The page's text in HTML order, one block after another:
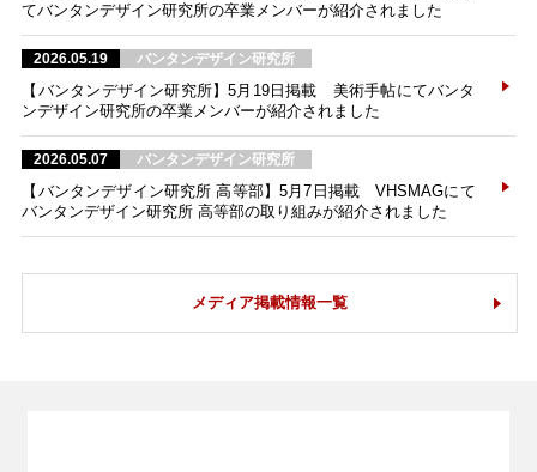
てバンタンデザイン研究所の卒業メンバーが紹介されました
2026.05.19 バンタンデザイン研究所
【バンタンデザイン研究所】5月19日掲載 美術手帖にてバンタ
ンデザイン研究所の卒業メンバーが紹介されました
2026.05.07 バンタンデザイン研究所
【バンタンデザイン研究所 高等部】5月7日掲載 VHSMAGにて
バンタンデザイン研究所 高等部の取り組みが紹介されました
メディア掲載情報一覧